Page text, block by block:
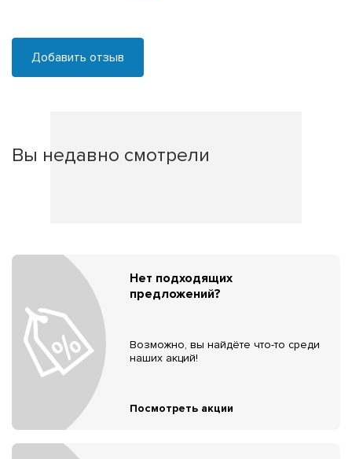
Добавить отзыв
Вы недавно смотрели
Нет подходящих
предложений?
Возможно, вы найдёте что-то среди
наших акций!
Посмотреть акции